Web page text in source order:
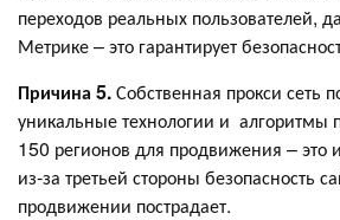
переходов реальных пользователей,
Метрике – это гарантирует
Причина 5.Собственная прокси сеть
уникальные технологии и алгоритмы
150 регионов для продвижения – это
из-за третьей стороны безопасность
продвижении пострадает.